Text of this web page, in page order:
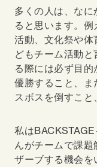
多くの人は、な
ると思います。
活動、文化祭や体
どもチーム活動
る際には必ず目
優勝すること、ま
スボスを倒すこと
私は
んがチームで課
ザーブする機会を